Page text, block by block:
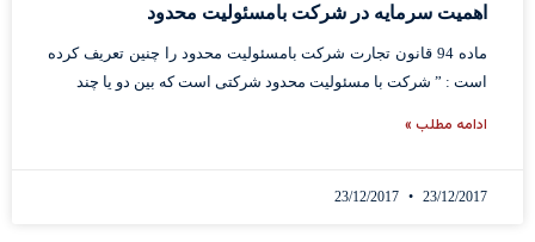
اهمیت سرمایه در شرکت بامسئولیت محدود
ماده 94 قانون تجارت شرکت بامسئولیت محدود را چنین تعریف کرده
است : ” شرکت با مسئولیت محدود شرکتی است که بین دو یا چند
ادامه مطلب »
23/12/2017